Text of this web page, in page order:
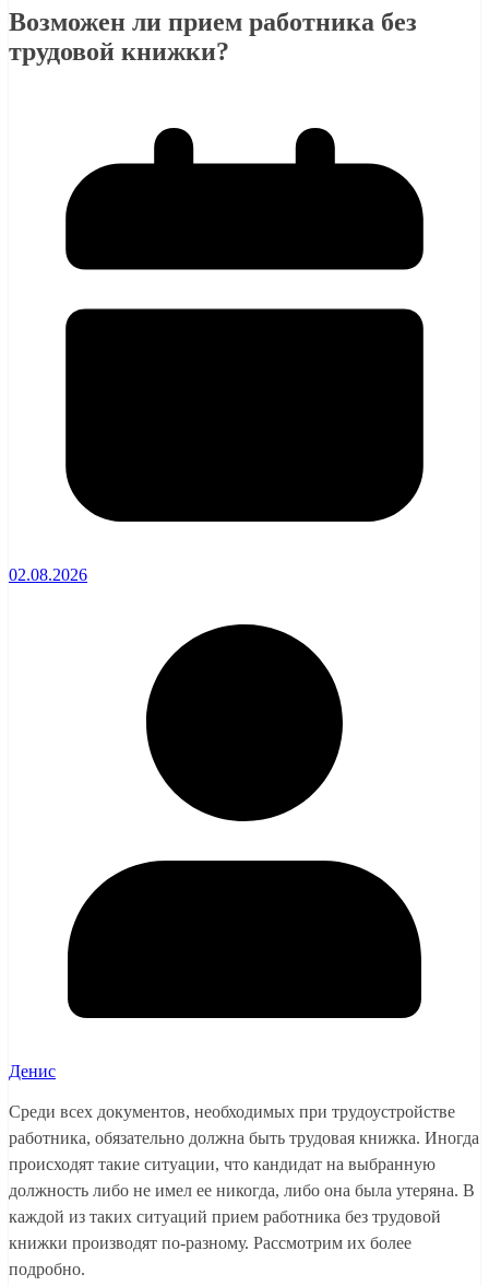
Возможен ли прием работника без
трудовой книжки?
02.08.2026
Денис
Среди всех документов, необходимых при трудоустройстве
работника, обязательно должна быть трудовая книжка. Иногда
происходят такие ситуации, что кандидат на выбранную
должность либо не имел ее никогда, либо она была утеряна. В
каждой из таких ситуаций прием работника без трудовой
книжки производят по-разному. Рассмотрим их более
подробно.